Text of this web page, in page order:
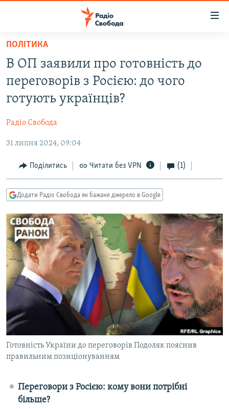
Перейти
основного
матеріалу
Перейти
до
основної
Перейти
пошуку
СТАТТІ
ЕКОНОМІКА
СУСПІЛЬСТВО
КУЛЬТУРА
УКРАЇНА
СВІТ
РОСІЙСЬКА «ФІЛЬТРАЦІЯ»
ДОНБАС.РЕАЛІЇ
КРИМ.РЕАЛІЇ
СХЕМИ
КИТАЙ.ВИКЛИКИ
МУЛЬТИМЕДІА
ФОТО
СПЕЦПРОЄКТИ
ПОДКАСТИ
КРИМ РЕАЛІЇ
РУС
УКР
ДОЛУЧАЙСЯ!
ПОЛІТИКА
В ОП заявили про готовність до
переговорів з Росією: до чого
готують українців?
Радіо Свобода
31 липня 2024, 09:04
Поділитись Читати без VPN (1)
Додати Радіо Свобода як бажане джерело в Google
Готовність України до переговорів Подоляк пояснив
правильним позиціонуванням
Переговори з Росією: кому вони потрібні
більше?